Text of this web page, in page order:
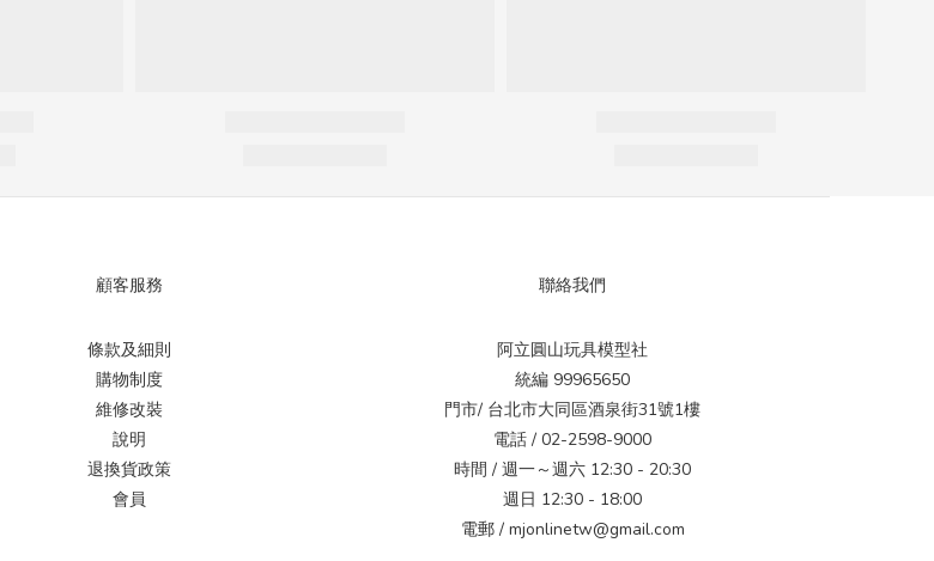
顧客服務
條款及細則
購物制度
維修改裝
說明
退換貨政策
會員
聯絡我們
阿立圓山玩具模型社
統編 99965650
門市/ 台北市大同區酒泉街31號1樓
電話 / 02-2598-9000
時間 / 週一～週六 12:30 - 20:30
週日 12:30 - 18:00
電郵 / mjonlinetw@gmail.com